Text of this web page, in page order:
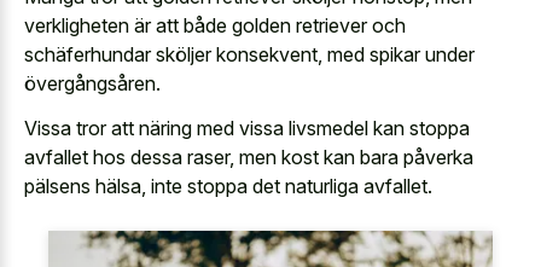
verkligheten är att både golden retriever och
schäferhundar sköljer konsekvent, med spikar under
övergångsåren.
Vissa tror att näring med vissa livsmedel kan stoppa
avfallet hos dessa raser, men kost kan bara påverka
pälsens hälsa, inte stoppa det naturliga avfallet.